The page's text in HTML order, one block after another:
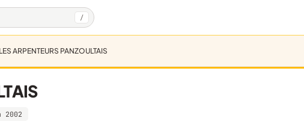
/
LES ARPENTEURS PANZOULTAIS
2002